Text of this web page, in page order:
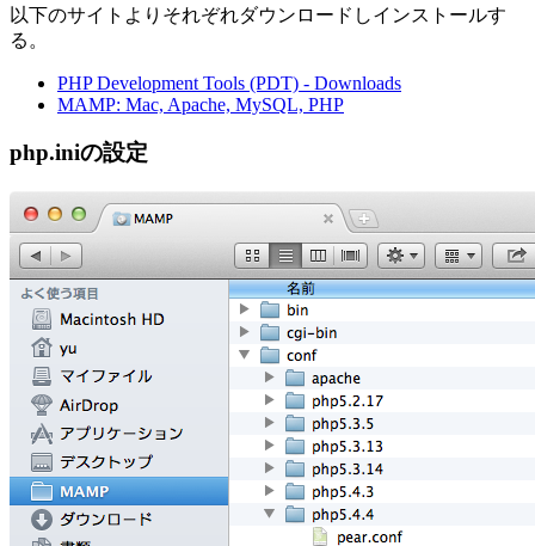
以下のサイトよりそれぞれダウンロードしインストールす
る。
PHP Development Tools (PDT) - Downloads
MAMP: Mac, Apache, MySQL, PHP
php.iniの設定